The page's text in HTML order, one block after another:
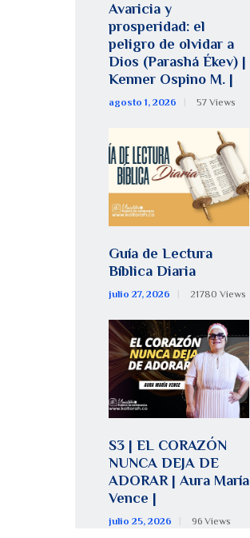
Avaricia y
prosperidad: el
peligro de olvidar a
Dios (Parashá Ékev) |
Kenner Ospino M. |
agosto 1, 2026 57 Views
Guía de Lectura
Bíblica Diaria
julio 27, 2026 21780 Views
S3 | EL CORAZÓN
NUNCA DEJA DE
ADORAR | Aura María
Vence |
julio 25, 2026 96 Views